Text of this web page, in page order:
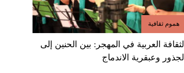
هموم ثقافية
الثقافة العربية في المهجر: بين الحنين إلى
الجذور وعبقرية الاندماج